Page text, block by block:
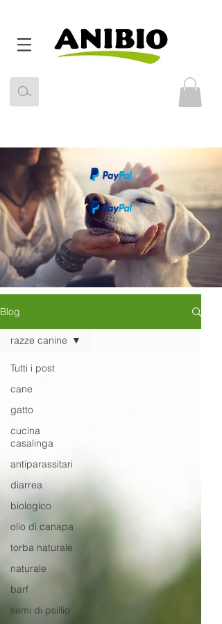
Blog
Tutti i post
cane
gatto
cucina
casalinga
antiparassitari
diarrea
biologico
olio di canapa
torba naturale
naturale
barf
semi di psillio
razze canine